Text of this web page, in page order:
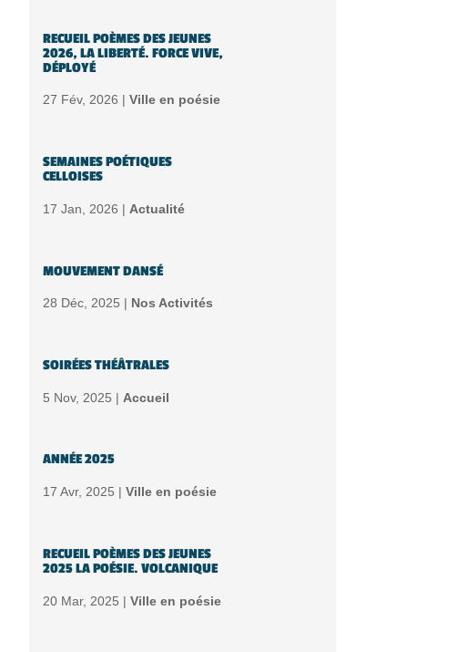
RECUEIL POÈMES DES JEUNES
2026, LA LIBERTÉ. FORCE VIVE,
DÉPLOYÉ
27 Fév, 2026 | Ville en poésie
SEMAINES POÉTIQUES
CELLOISES
17 Jan, 2026 | Actualité
MOUVEMENT DANSÉ
28 Déc, 2025 | Nos Activités
SOIRÉES THÉÂTRALES
5 Nov, 2025 | Accueil
ANNÉE 2025
17 Avr, 2025 | Ville en poésie
RECUEIL POÈMES DES JEUNES
2025 LA POÉSIE. VOLCANIQUE
20 Mar, 2025 | Ville en poésie